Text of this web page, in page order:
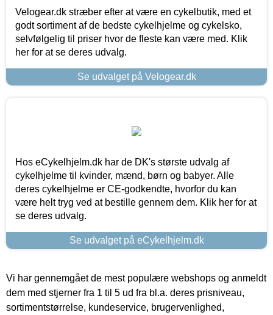
Velogear.dk stræber efter at være en cykelbutik, med et
godt sortiment af de bedste cykelhjelme og cykelsko,
selvfølgelig til priser hvor de fleste kan være med. Klik
her for at se deres udvalg.
Se udvalget på Velogear.dk
Hos eCykelhjelm.dk har de DK's største udvalg af
cykelhjelme til kvinder, mænd, børn og babyer. Alle
deres cykelhjelme er CE-godkendte, hvorfor du kan
være helt tryg ved at bestille gennem dem. Klik her for at
se deres udvalg.
Se udvalget på eCykelhjelm.dk
Vi har gennemgået de mest populære webshops og anmeldt
dem med stjerner fra 1 til 5 ud fra bl.a. deres prisniveau,
sortimentstørrelse, kundeservice, brugervenlighed,